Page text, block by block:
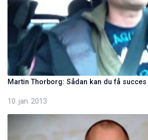
Martin Thorborg: Sådan kan du få
10. jan. 2013